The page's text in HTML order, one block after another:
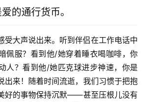
的通行货币。
受大声说出来。听到伴侣在工作电话中
佩服？看到他/她穿着睡衣喝咖啡，你
人？看到他/她匹克球进步神速，你是
出来！随着时间流逝，我们习惯于把抱
好的事物保持沉默——甚至压根儿没有